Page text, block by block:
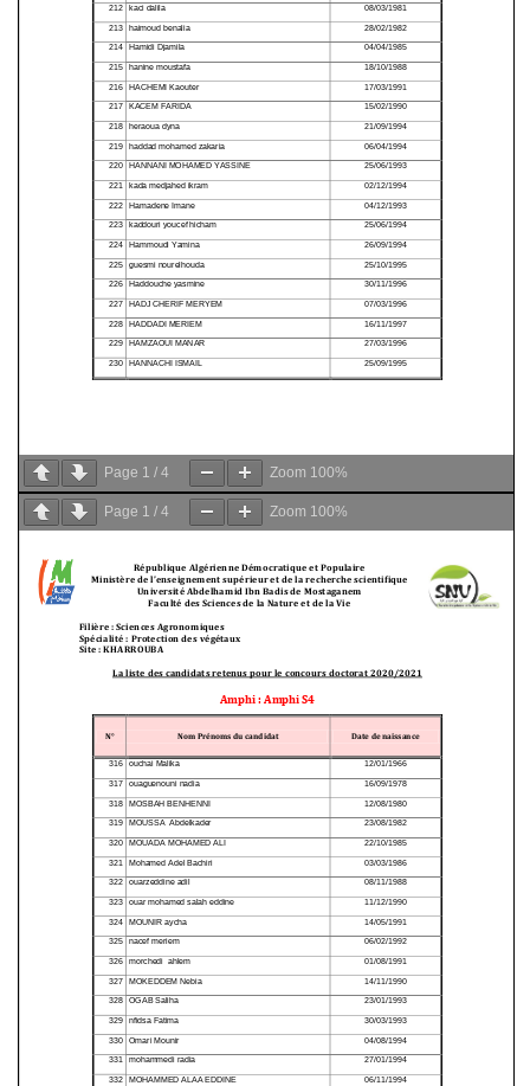
Page 1 / 4 Zoom 100%
Page 1 / 4 Zoom 100%